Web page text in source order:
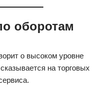
оборотам
о высоком уровне
на торговых